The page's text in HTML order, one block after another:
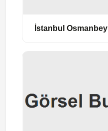
İstanbul Osmanbey